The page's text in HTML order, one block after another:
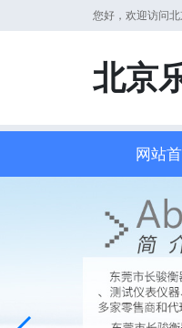
您好，欢迎访问
北京
网站